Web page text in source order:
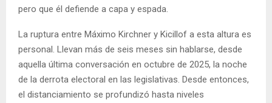
pero que él defiende a capa y espada.
La ruptura entre Máximo Kirchner y Kicillof a esta altura es
personal. Llevan más de seis meses sin hablarse, desde
aquella última conversación en octubre de 2025, la noche
de la derrota electoral en las legislativas. Desde entonces,
el distanciamiento se profundizó hasta niveles